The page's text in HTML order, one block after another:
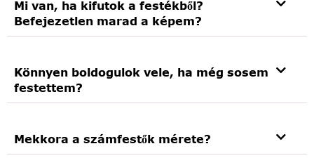
Mi van, ha kifutok a festékből?
Befejezetlen marad a képem?
Könnyen boldogulok vele, ha még sosem
festettem?
Mekkora a számfestők mérete?